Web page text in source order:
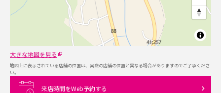
大きな地図を見る
地図上に表示されている店舗の位置は、実際の店舗の位置と異なる場合がありますのでご了承くださ
い。
来店時間をWeb予約する